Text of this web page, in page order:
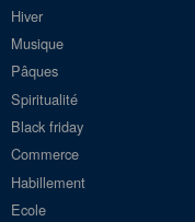
Hiver
Musique
Pâques
Spiritualité
Black friday
Commerce
Habillement
Ecole